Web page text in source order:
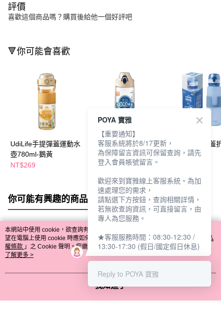
評價
喜歡這個商品嗎？購買後給他一個好評吧
🔻你可能會喜歡
UdiLife手提彈蓋運動水
壺780ml-鵝黃
NT$269
UdiLife手提彈蓋水壺
600ml-活力白
NT$169
UdiLife矽膠彈蓋
瓶650ml-淡藍
你可能有興趣的商品 全站排行
熱門標籤
本網站中使用 cookie，欲查詢有關本網站使用 cookie 方式之詳情，及若您不希
望在電腦上使用 cookie 時應如何變更電腦的 cookie 設定，請參閱本網站「
隱私
權條款 」之 Cookie 聲明。您繼續使用本網站即表示您同意本公司得按本網站使
用條款之 Cookie 聲明使用 cookie。
了解更多 >
我知道了
POYA 寶雅
【重要通知】
客服系統將於8/17更新，
為保障留言資訊可保留查詢，請先
登入會員帳號留言。
歡迎來到寶雅線上客服系統。為加
速處理您的需求，
請點選下方按鈕，查詢相關詳情，
若無欲查詢資訊，可直接留言，由
專人為您服務。
★客服服務時間：08:30-12:30 /
13:30-17:30 (假日/國定假日休息)
Reply to POYA 寶雅